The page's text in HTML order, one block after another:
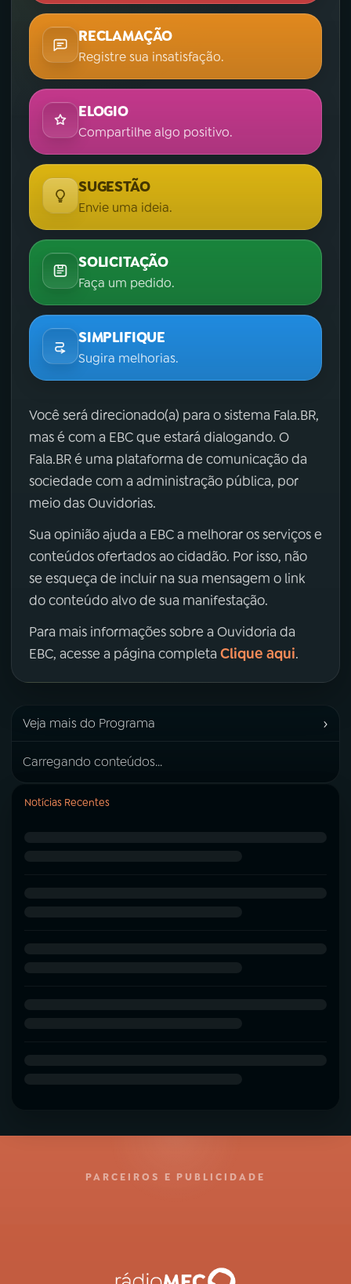
RECLAMAÇÃO
Registre sua insatisfação.
ELOGIO
Compartilhe algo positivo.
SUGESTÃO
Envie uma ideia.
SOLICITAÇÃO
Faça um pedido.
SIMPLIFIQUE
Sugira melhorias.
Você será direcionado(a) para o sistema Fala.BR,
mas é com a EBC que estará dialogando. O
Fala.BR é uma plataforma de comunicação da
sociedade com a administração pública, por
meio das Ouvidorias.
Sua opinião ajuda a EBC a melhorar os serviços e
conteúdos ofertados ao cidadão. Por isso, não
se esqueça de incluir na sua mensagem o link
do conteúdo alvo de sua manifestação.
Para mais informações sobre a Ouvidoria da
EBC, acesse a página completa Clique aqui.
Veja mais do Programa ›
Carregando conteúdos...
Notícias Recentes
PARCEIROS E PUBLICIDADE